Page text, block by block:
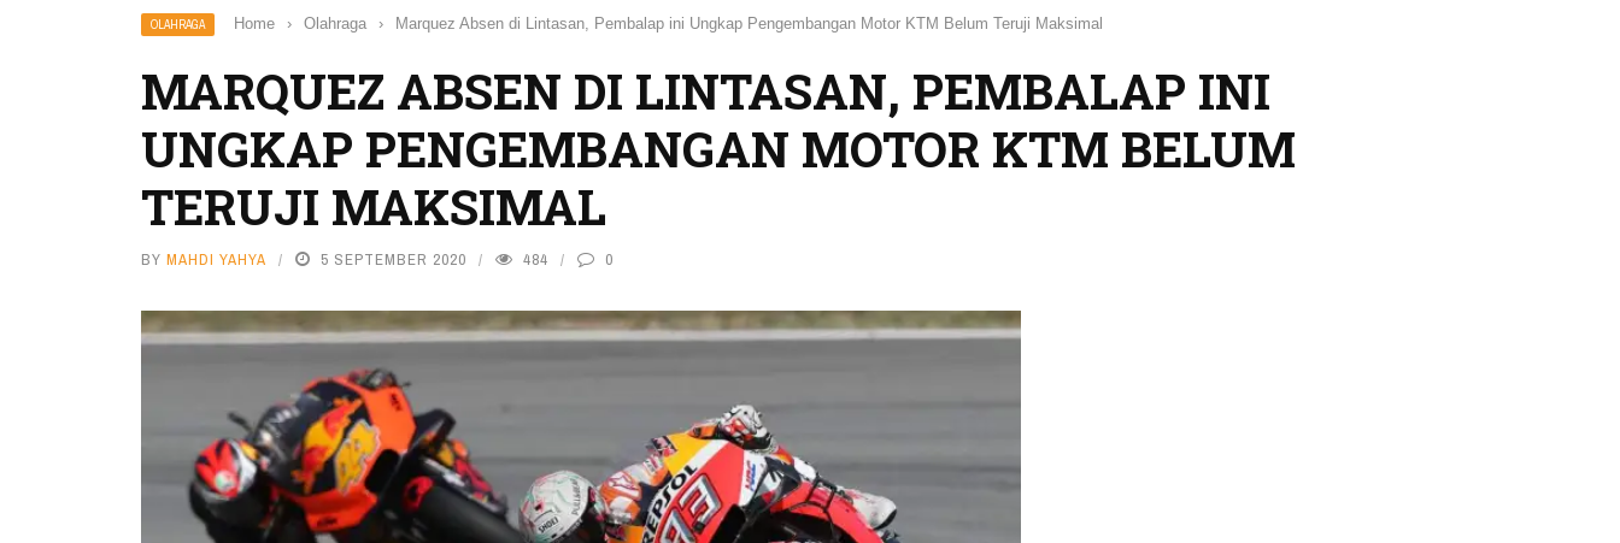
OLAHRAGA Home › Olahraga › Marquez Absen di Lintasan, Pembalap ini Ungkap Pengembangan Motor KTM Belum Teruji Maksimal
MARQUEZ ABSEN DI LINTASAN, PEMBALAP INI
UNGKAP PENGEMBANGAN MOTOR KTM BELUM
TERUJI MAKSIMAL
BY MAHDI YAHYA 5 SEPTEMBER 2020 484 0